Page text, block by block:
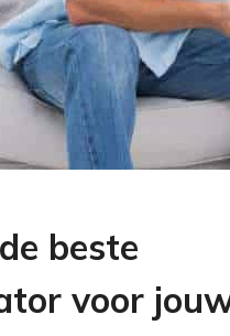
beste
voor